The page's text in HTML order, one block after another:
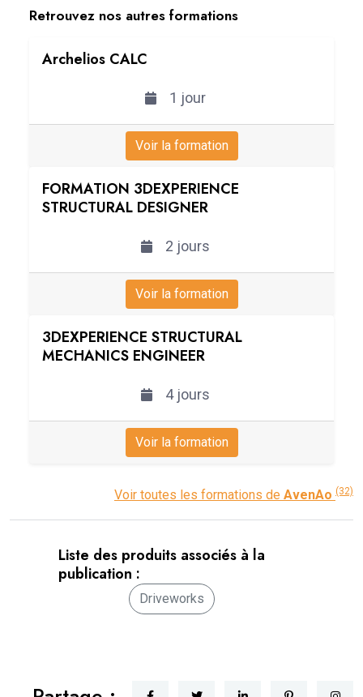
Retrouvez nos autres formations
Archelios CALC
1 jour
Voir la formation
FORMATION 3DEXPERIENCE
STRUCTURAL DESIGNER
2 jours
Voir la formation
3DEXPERIENCE STRUCTURAL
MECHANICS ENGINEER
4 jours
Voir la formation
Voir toutes les formations de AvenAo (32)
Liste des produits associés à la
publication :
Driveworks